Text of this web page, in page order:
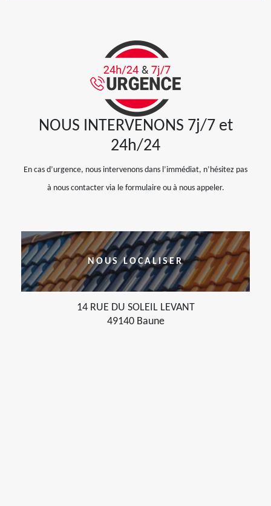
NOUS INTERVENONS 7j/7 et
24h/24
En cas d’urgence, nous intervenons dans l’immédiat, n’hésitez pas
à nous contacter via le formulaire ou à nous appeler.
NOUS LOCALISER
14 RUE DU SOLEIL LEVANT
49140 Baune